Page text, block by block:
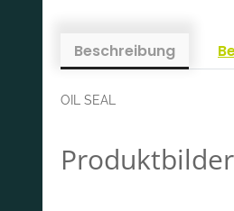
Beschreibung
OIL SEAL